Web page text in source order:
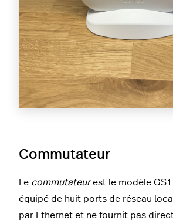
Commutateur
Le commutateurest le modèle
équipé de huit ports de réseau
par Ethernet et ne fournit pas